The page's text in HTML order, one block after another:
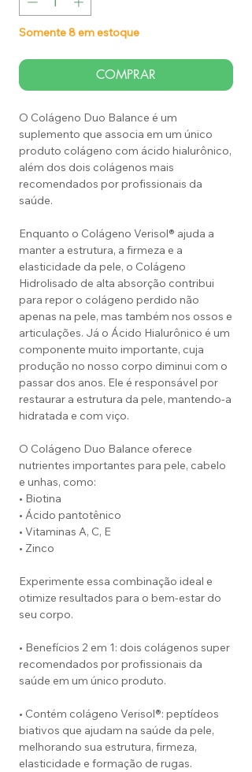
Somente 8 em estoque
COMPRAR
O Colágeno Duo Balance é um
suplemento que associa em um único
produto colágeno com ácido hialurônico,
além dos dois colágenos mais
recomendados por profissionais da
saúde.
Enquanto o Colágeno Verisol® ajuda a
manter a estrutura, a firmeza e a
elasticidade da pele, o Colágeno
Hidrolisado de alta absorção contribui
para repor o colágeno perdido não
apenas na pele, mas também nos ossos e
articulações. Já o Ácido Hialurônico é um
componente muito importante, cuja
produção no nosso corpo diminui com o
passar dos anos. Ele é responsável por
restaurar a estrutura da pele, mantendo-a
hidratada e com viço.
O Colágeno Duo Balance oferece
nutrientes importantes para pele, cabelo
e unhas, como:
• Biotina
• Ácido pantotênico
• Vitaminas A, C, E
• Zinco
Experimente essa combinação ideal e
otimize resultados para o bem-estar do
seu corpo.
• Benefícios 2 em 1: dois colágenos super
recomendados por profissionais da
saúde em um único produto.
• Contém colágeno Verisol®: peptídeos
biativos que ajudam na saúde da pele,
melhorando sua estrutura, firmeza,
elasticidade e formação de rugas.